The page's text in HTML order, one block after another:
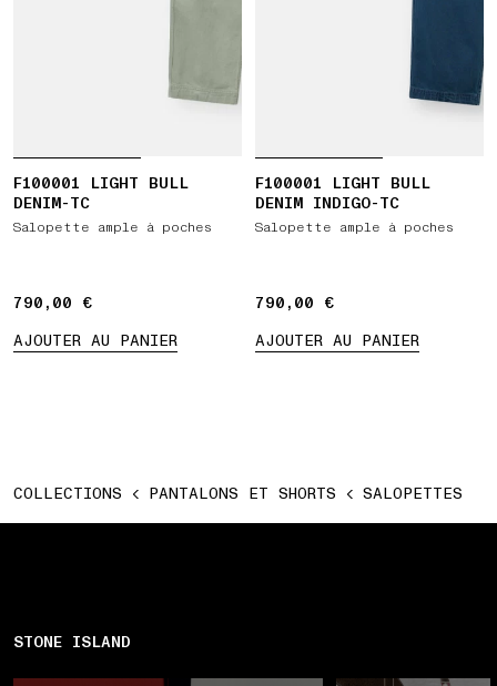
F100001 LIGHT BULL
DENIM-TC
Salopette ample à poches
790,00 €
790,00 €
AJOUTER AU PANIER
F100001 LIGHT BULL
DENIM INDIGO-TC
Salopette ample à poches
790,00 €
790,00 €
AJOUTER AU PANIER
COLLECTIONS PANTALONS ET SHORTS SALOPETTES
STONE ISLAND